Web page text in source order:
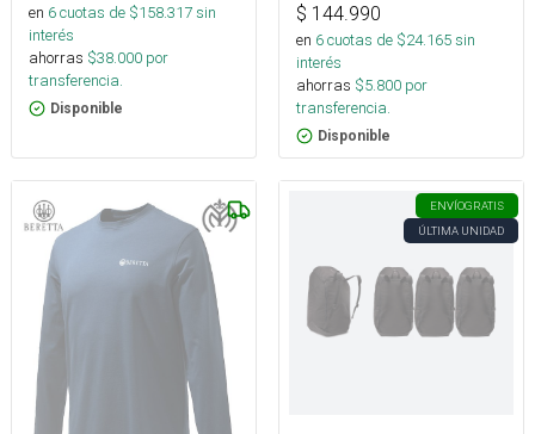
en 6cuotas de $158.317sin
interés
ahorras $38.000 por
transferencia.
Disponible
$ 144.990
en 6cuotas de $24.165sin
interés
ahorras $5.800 por
transferencia.
Disponible
ENVÍOGRATIS
ÚLTIMA UNIDAD